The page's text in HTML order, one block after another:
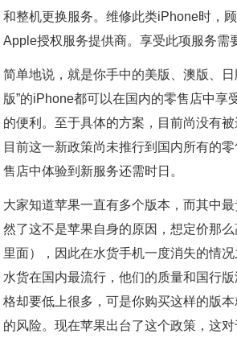
和整机更换服务。维修此类iPhone时，
Apple授权服务提供商。享受此项服务需
简单地说，就是你手中的美版、澳版、
版”的iPhone都可以在国内的零售店中享
的便利。至于具体的方案，目前尚没有被
目前这一新政策尚未推行到国内所有的
售店中体验到新服务还需时日。
大家知道苹果一直有多个版本，而其中
然了这不是苹果自身的原因，想定价那
里面），因此在水货手机一度消失的情
水货在国内最流行，他们的质量和国行
格却要低上很多，可是你购买这样的版
的风险。现在苹果出台了这个政策，这